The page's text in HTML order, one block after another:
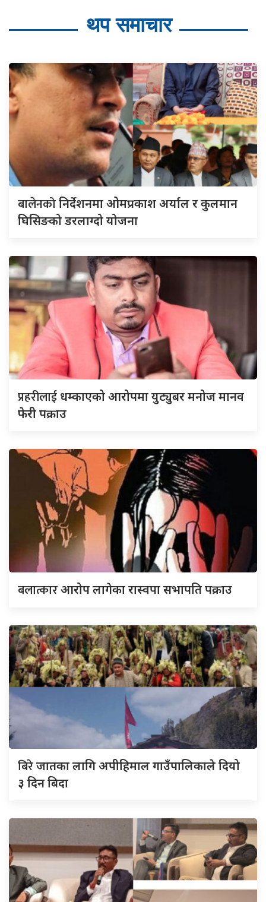
थप समाचार
बालेनकोनिर्देशनमा ओमप्रकाश अर्याल र कुलमान
घिसिङको डरलाग्दो योजना
प्रहरीलाई धम्काएको आरोपमा युट्युबर मनोज मानव
फेरी पक्राउ
बलात्कारआरोप लागेका रास्वपा सभापति पक्राउ
बिरेजातका लागि अपीहिमाल गाउँपालिकाले दियो
३ दिन बिदा